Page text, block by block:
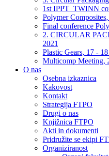
1st IPPT_TWINN
Polymer
Final conference
2. CIRCULAR
2021
Plastic Gears, 17 -
Multicomp Meeting,
O nas
Osebna izkaznica
Kakovost
Kontakt
Strategija FTPO
Drugi o nas
Knjižnica FTPO
Akti in dokumenti
Pridružite se ekipi
Organiziranost